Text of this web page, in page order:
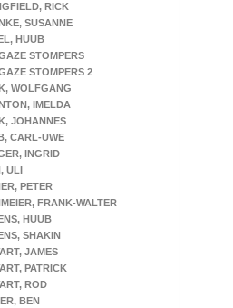
RICK
SUSANNE
HUUB
STOMPERS
STOMPERS 2
WOLFGANG
IMELDA
JOHANNES
CARL-UWE
INGRID
ULI
PETER
FRANK-WALTER
HUUB
SHAKIN
JAMES
PATRICK
ROD
BEN